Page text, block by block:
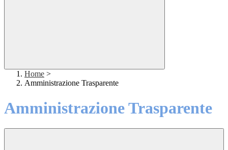
Home >
Amministrazione Trasparente
Amministrazione Trasparente